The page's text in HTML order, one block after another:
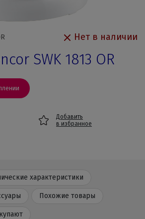
Нет в наличии
SWK 1813 OR
Добавить
в избранное
характеристики
Похожие товары